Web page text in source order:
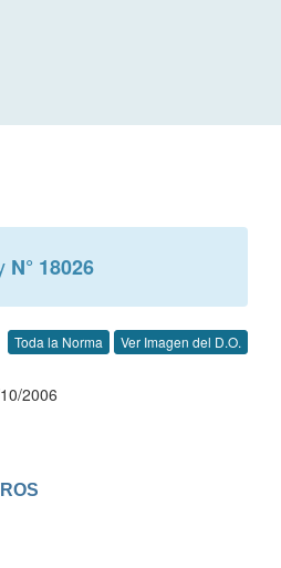
N° 18026
Toda la Norma Ver Imagen del D.O.
2006